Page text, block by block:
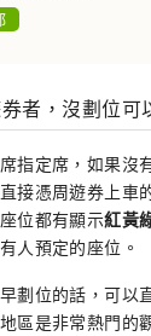
者，沒劃位可
指定席，如果沒
接憑周遊券上車
位都有顯示紅黃
人預定的座位。
劃位的話，可以
區是非常熱門的